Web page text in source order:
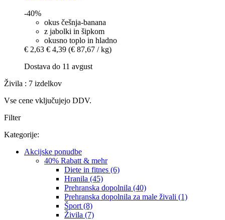
-40%
okus češnja-banana
z jabolki in šipkom
okusno toplo in hladno
€ 2,63 € 4,39 (€ 87,67 / kg)
Dostava do 11 avgust
Živila : 7 izdelkov
Vse cene vključujejo DDV.
Filter
Kategorije:
Akcijske ponudbe
40% Rabatt & mehr
Diete in fitnes (6)
Hranila (45)
Prehranska dopolnila (40)
Prehranska dopolnila za male živali (1)
Šport (8)
Živila (7)